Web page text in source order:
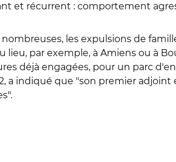
et récurrent : comportement
les expulsions de
lieu, par exemple, à Amiens ou à
déjà engagées, pour un parc
a indiqué que "son premier